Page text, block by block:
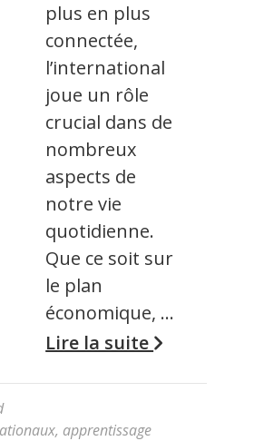
plus en plus
connectée,
l’international
joue un rôle
crucial dans de
nombreux
aspects de
notre vie
quotidienne.
Que ce soit sur
le plan
économique, …
Lire la suite
, apprentissage